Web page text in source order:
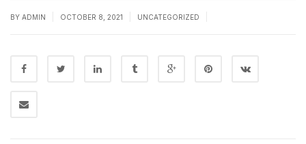
BY ADMIN OCTOBER 8, 2021 UNCATEGORIZED